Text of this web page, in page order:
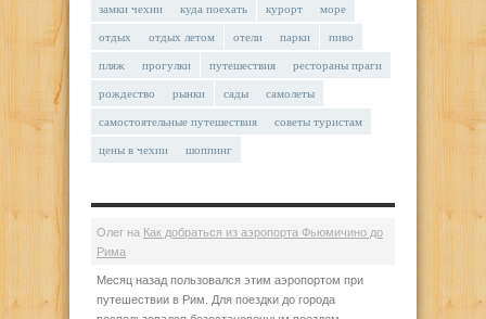
замки чехии куда поехать курорт море
отдых отдых летом отели парки пиво
пляж прогулки путешествия рестораны праги
рождество рынки сады самолеты
самостоятельные путешествия советы туристам
цены в чехии шоппинг
Олег на Как добраться из аэропорта Фьюмичино до
Рима
Месяц назад пользовался этим аэропортом при
путешествии в Рим. Для поездки до города